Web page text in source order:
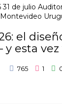
el
y esta
765 1